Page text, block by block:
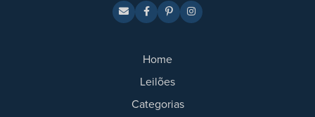
Home
Leilões
Categorias